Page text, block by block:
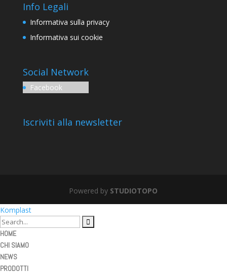
Info Legali
Informativa sulla privacy
Informativa sui cookie
Social Network
Facebook
Iscriviti alla newsletter
Powered by STUDIOTOPO
Komplast
HOME
CHI SIAMO
NEWS
PRODOTTI